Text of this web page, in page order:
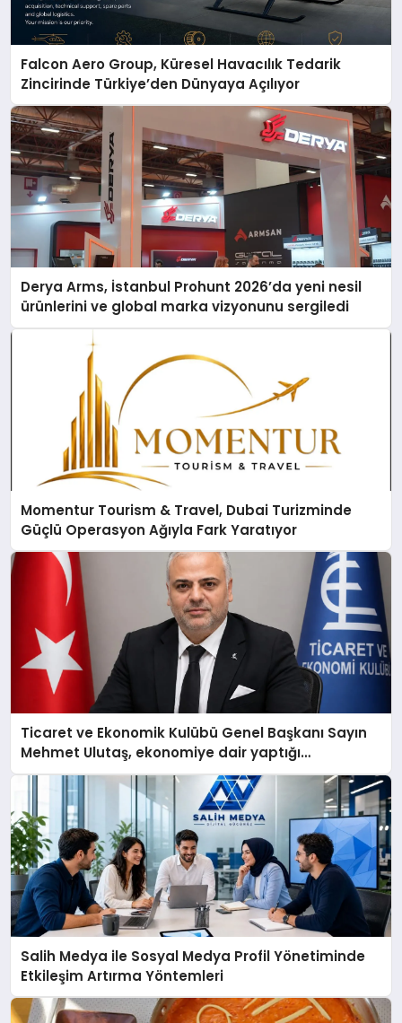
Falcon Aero Group, Küresel Havacılık Tedarik
Zincirinde Türkiye’den Dünyaya Açılıyor
Derya Arms, İstanbul Prohunt 2026’da yeni nesil
ürünlerini ve global marka vizyonunu sergiledi
Momentur Tourism & Travel, Dubai Turizminde
Güçlü Operasyon Ağıyla Fark Yaratıyor
Ticaret ve Ekonomik Kulübü Genel Başkanı Sayın
Mehmet Ulutaş, ekonomiye dair yaptığı
açıklamada şunları kaydetti:
Salih Medya ile Sosyal Medya Profil Yönetiminde
Etkileşim Artırma Yöntemleri